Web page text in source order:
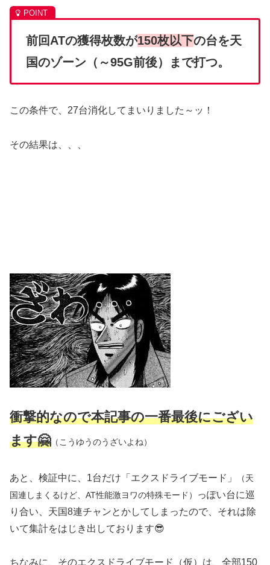
前回ATの獲得枚数が150枚以下の台を天
国のゾーン（～95G前後）まで打つ。
この条件で、27台消化してまいりました～ッ！
その結果は、、、
衝撃的なので本記事の一番最後にござい
ます🤗（こうゆうのうざいよね）
あと、検証中に、1台だけ「エクスドライブモード」
（天
国連しまくるけど、AT性能激ヨワの特殊モード）
っぽい台に巡
り合い、天国8連チャンとかしてしまったので、それは除
いて集計をはじき出しております😎
ちなみに、そのエクスドライブモード（仮）は、全部150